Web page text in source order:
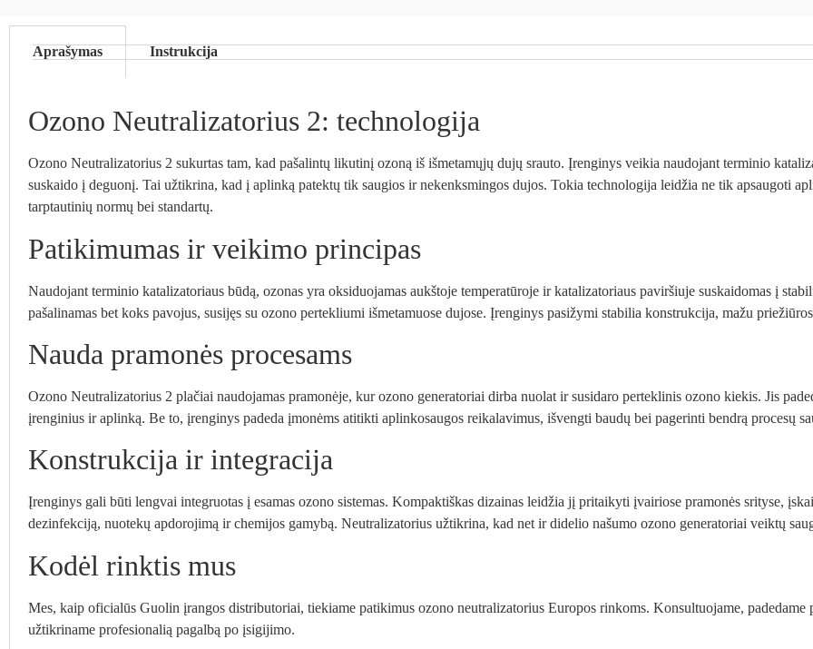
Aprašymas Instrukcija
Ozono Neutralizatorius 2: technologija
Ozono Neutralizatorius 2 sukurtas tam, kad pašalintų likutinį ozoną iš išmetamųjų dujų srauto. Įrenginys veikia naudojant terminio
suskaido į deguonį. Tai užtikrina, kad į aplinką patektų tik saugios ir nekenksmingos dujos. Tokia technologija leidžia ne tik apsaugoti
tarptautinių normų bei standartų.
Patikimumas ir veikimo principas
Naudojant terminio katalizatoriaus būdą, ozonas yra oksiduojamas aukštoje temperatūroje ir katalizatoriaus paviršiuje suskaidomas į
pašalinamas bet koks pavojus, susijęs su ozono pertekliumi išmetamuose dujose. Įrenginys pasižymi stabilia konstrukcija, mažu
Nauda pramonės procesams
Ozono Neutralizatorius 2 plačiai naudojamas pramonėje, kur ozono generatoriai dirba nuolat ir susidaro perteklinis ozono kiekis. Jis
įrenginius ir aplinką. Be to, įrenginys padeda įmonėms atitikti aplinkosaugos reikalavimus, išvengti baudų bei pagerinti bendrą procesų
Konstrukcija ir integracija
Įrenginys gali būti lengvai integruotas į esamas ozono sistemas. Kompaktiškas dizainas leidžia jį pritaikyti įvairiose pramonės srityse,
dezinfekciją, nuotekų apdorojimą ir chemijos gamybą. Neutralizatorius užtikrina, kad net ir didelio našumo ozono generatoriai veiktų
Kodėl rinktis mus
Mes, kaip oficialūs Guolin įrangos distributoriai, tiekiame patikimus ozono neutralizatorius Europos rinkoms. Konsultuojame,
užtikriname profesionalią pagalbą po įsigijimo.